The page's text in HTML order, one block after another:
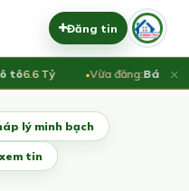
Đăng tin
tô6.6 Tỷ Vừa đăng:Bán nhà
×
lý minh bạch
tin